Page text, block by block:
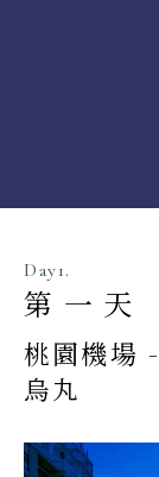
Day1.
第一天
桃園機場
烏丸